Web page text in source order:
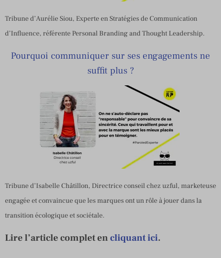
Tribune d’Aurélie Siou, Experte en Stratégies de Communication
d’Influence, référente Personal Branding and Thought Leadership.
Pourquoi communiquer sur ses engagements ne
suffit plus ?
Tribune d’Isabelle Châtillon, Directrice conseil chez uzful, marketeuse
engagée et convaincue que les marques ont un rôle à jouer dans la
transition écologique et sociétale.
Lire l’article complet encliquant ici.